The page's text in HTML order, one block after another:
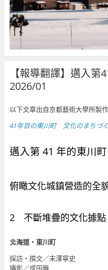
【報導翻譯】邁入第
2026/01
以下文章出自京都藝術大學所製
41年目の東川町 文化のまちづ
邁入第 41 年的東川町
俯瞰文化城鎮營造的全
2 不斷堆疊的文化據點
北海道・東川町
採訪・撰文／末澤寧史
攝影／成田舞